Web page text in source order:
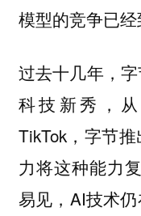
模型的竞争已经
过去十几年，
科技新秀，
TikTok，字节
力将这种能力
易见，AI技术